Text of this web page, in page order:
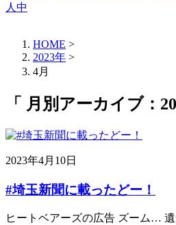
HOME >
2023年 >
4月
「 月別アーカイブ：
2023年4月10日
#埼玉新聞に載ったどー！
ヒートベアーズの広告 ズーム…